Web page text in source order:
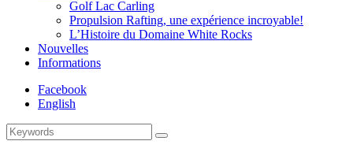
Golf Lac Carling
Propulsion Rafting, une expérience incroyable!
L’Histoire du Domaine White Rocks
Nouvelles
Informations
Facebook
English
Search
for:
Search